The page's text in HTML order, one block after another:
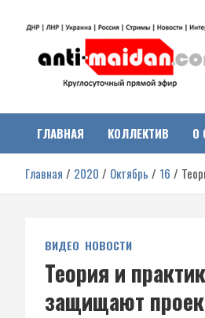
Антимайдан:
Украине
о гражданской войне на Украине,
ДНР, ЛНР и других регионах.
ГЛАВНАЯ КОЛЛЕКТИВ О
Главная 2020 Октябрь 16
ВИДЕО НОВОСТИ
Теория и
защищают